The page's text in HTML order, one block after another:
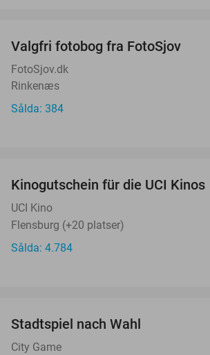
Valgfri fotobog fra FotoSjov
FotoSjov.dk
Rinkenæs
Sålda: 384
Kinogutschein für die UCI Kinos
UCI Kino
Flensburg (+20 platser)
Sålda: 4.784
Stadtspiel nach Wahl
City Game